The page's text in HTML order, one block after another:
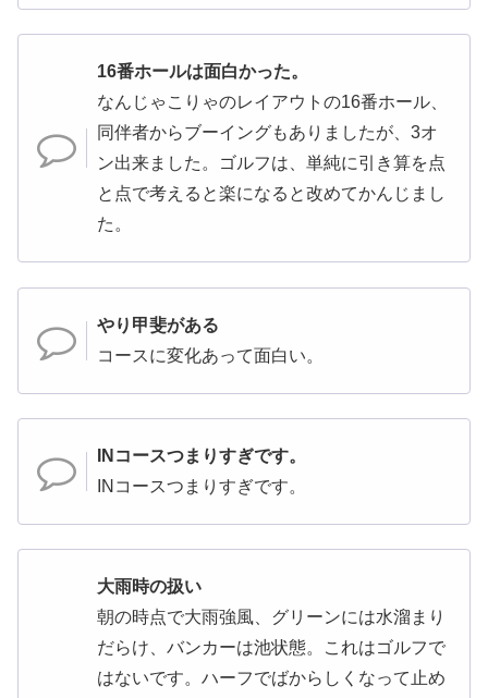
16番ホールは面白かった。
なんじゃこりゃのレイアウトの16番ホール、
同伴者からブーイングもありましたが、3オ
ン出来ました。ゴルフは、単純に引き算を点
と点で考えると楽になると改めてかんじまし
た。
やり甲斐がある
コースに変化あって面白い。
INコースつまりすぎです。
INコースつまりすぎです。
大雨時の扱い
朝の時点で大雨強風、グリーンには水溜まり
だらけ、バンカーは池状態。これはゴルフで
はないです。ハーフでばからしくなって止め